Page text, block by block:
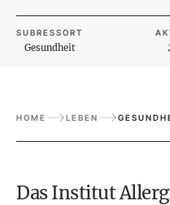
SUBRESSORT
Gesundheit
HOME LEBEN
Das Institut